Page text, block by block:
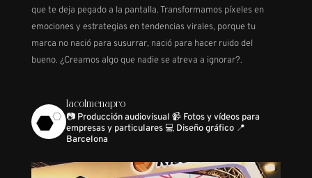
que te deja pegado a la pantalla. Transformamos píxeles en
emociones y estrategias en tendencias virales, porque tu
marca no nació para susurrar, nació para hacer ruido del
bueno. ¿Creamos algo que nadie se atreva a ignorar?.
lacolmenapro
📷 Producción audiovisual 📹 Fotos y vídeos para
empresas y particulares💻 Diseño gráfico📍
Barcelona